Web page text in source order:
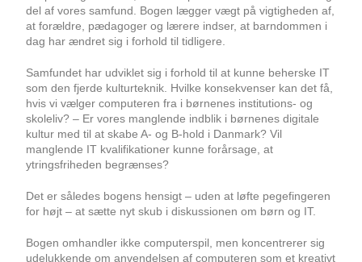
del af vores samfund. Bogen lægger vægt på vigtigheden af,
at forældre, pædagoger og lærere indser, at barndommen i
dag har ændret sig i forhold til tidligere.
Samfundet har udviklet sig i forhold til at kunne beherske IT
som den fjerde kulturteknik. Hvilke konsekvenser kan det få,
hvis vi vælger computeren fra i børnenes institutions- og
skoleliv? – Er vores manglende indblik i børnenes digitale
kultur med til at skabe A- og B-hold i Danmark? Vil
manglende IT kvalifikationer kunne forårsage, at
ytringsfriheden begrænses?
Det er således bogens hensigt – uden at løfte pegefingeren
for højt – at sætte nyt skub i diskussionen om børn og IT.
Bogen omhandler ikke computerspil, men koncentrerer sig
udelukkende om anvendelsen af computeren som et kreativt